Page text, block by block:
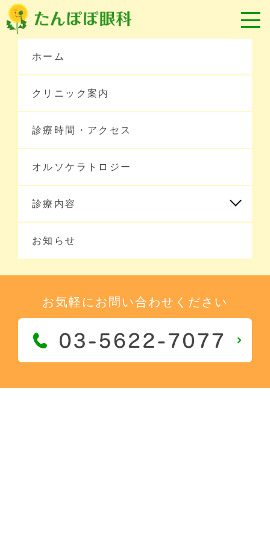
ホーム
クリニック案内
診療時間・アクセス
オルソケラトロジー
診療内容
お知らせ
お気軽にお問い合わせください